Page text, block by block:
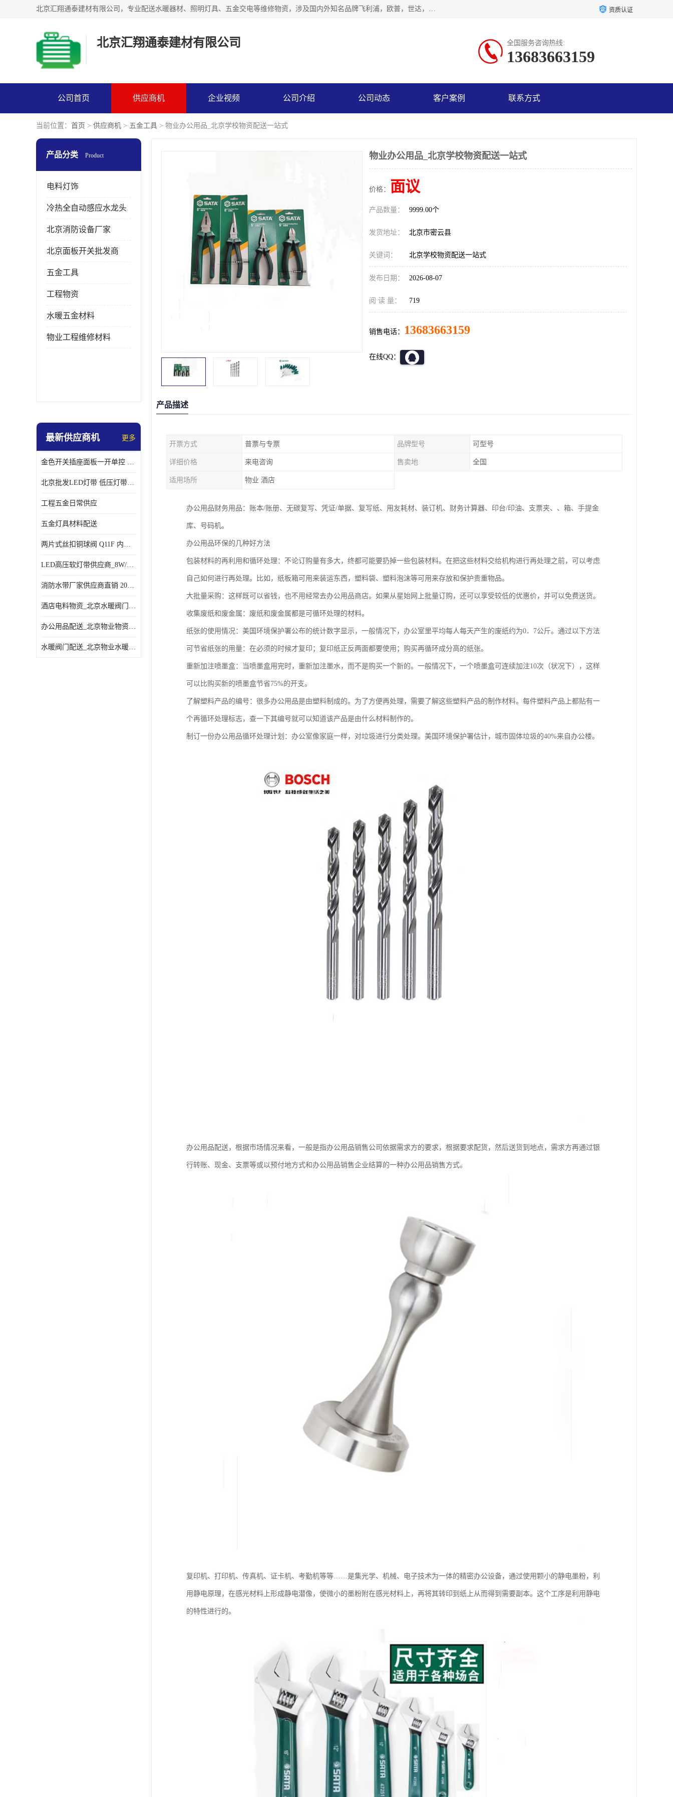
北京汇翔通泰建材有限公司，专业配送水暖器材、照明灯具、五金交电等维修物资，涉及国内外知名品牌飞利浦，欧普，世达，博士，九牧，公牛等物资。能充分满足物业、学校、酒店、工厂、部队等多领域的采购需求，提供一站式配送服务。 资质认证
北京汇翔通泰建材有限公司 全国服务咨询热线:
13683663159
公司首页 供应商机 企业视频 公司介绍 公司动态 客户案例 联系方式
当前位置： 首页 > 供应商机 > 五金工具 > 物业办公用品_北京学校物资配送一站式
产品分类 Product
电料灯饰
冷热全自动感应水龙头
北京消防设备厂家
北京面板开关批发商
五金工具
工程物资
水暖五金材料
物业工程维修材料
最新供应商机 更多
金色开关插座面板一开单控 _一开双控五孔插座
北京批发LED灯带 低压灯带定制 景观亮化灯条
工程五金日常供应
五金灯具材料配送
两片式丝扣铜球阀 Q11F 内螺纹铜球阀
LED高压软灯带供应商_8W/米客厅吊顶暗槽
消防水带厂家供应商直销 20-65-25消防水带
酒店电料物资_北京水暖阀门一站式
办公用品配送_北京物业物资配送
水暖阀门配送_北京物业水暖阀门配送
物业办公用品_北京学校物资配送一站式
价格： 面议
产品数量： 9999.00个
发货地址： 北京市密云县
关键词： 北京学校物资配送一站式
发布日期： 2026-08-07
阅 读 量： 719
销售电话： 13683663159
在线QQ：
产品描述
开票方式 普票与专票 品牌型号 可型号
详细价格 来电咨询 售卖地 全国
适用场所 物业 酒店
办公用品财务用品：账本/账册、无碳复写、凭证/单据、复写纸、用友耗材、装订机、财务计算器、印台/印油、支票夹、、箱、手提金
库、号码机。
办公用品环保的几种好方法
包装材料的再利用和循环处理：不论订购量有多大，终都可能要扔掉一些包装材料。在把这些材料交给机构进行再处理之前，可以考虑
自己如何进行再处理。比如，纸板箱可用来装运东西，塑料袋、塑料泡沫等可用来存放和保护贵重物品。
大批量采购：这样既可以省钱，也不用经常去办公用品商店。如果从星始网上批量订购，还可以享受较低的优惠价，并可以免费送货。
收集废纸和废金属：废纸和废金属都是可循环处理的材料。
纸张的使用情况：美国环境保护署公布的统计数字显示，一般情况下，办公室里平均每人每天产生的废纸约为0．7公斤。通过以下方法
可节省纸张的用量：在必须的时候才复印；复印纸正反两面都要使用；购买再循环成分高的纸张。
重新加注喷墨盒：当喷墨盒用完时，重新加注墨水，而不是购买一个新的。一般情况下，一个喷墨盒可连续加注10次（状况下），这样
可以比购买新的喷墨盒节省75%的开支。
了解塑料产品的编号：很多办公用品是由塑料制成的。为了方便再处理，需要了解这些塑料产品的制作材料。每件塑料产品上都贴有一
个再循环处理标志，查一下其编号就可以知道该产品是由什么材料制作的。
制订一份办公用品循环处理计划：办公室像家庭一样，对垃圾进行分类处理。美国环境保护署估计，城市固体垃圾的40%来自办公楼。
办公用品配送，根据市场情况来看，一般是指办公用品销售公司依据需求方的要求，根据要求配货，然后送货到地点，需求方再通过银
行转账、现金、支票等或以预付地方式和办公用品销售企业结算的一种办公用品销售方式。
复印机、打印机、传真机、证卡机、考勤机等等……是集光学、机械、电子技术为一体的精密办公设备，通过使用颗小的静电墨粉，利
用静电原理，在感光材料上形成静电潜像，使微小的墨粉附在感光材料上，再将其转印到纸上从而得到需要副本。这个工序是利用静电
的特性进行的。